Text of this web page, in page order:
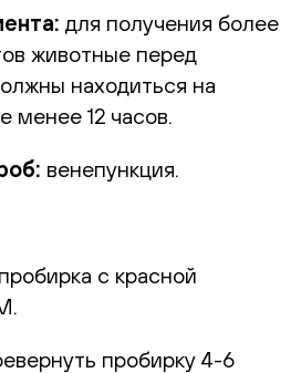
для получения более
животные перед
находиться на
менее 12 часов.
венепункция.
с красной
пробирку 4-6